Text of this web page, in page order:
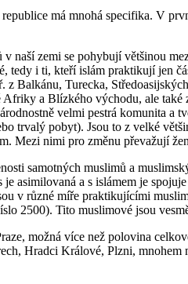
má mnohá specifika. V
naší zemi se pohybují většinou
tedy i ti, kteří islám praktikují jen
z Balkánu, Turecka,
Afriky a Blízkého východu, ale také
velmi pestrá komunita a
trvalý pobyt). Jsou to z velké
Mezi nimi pro změnu převažují
samotných muslimů a
je asimilovaná a s islámem je
v různé míře praktikujícími
2500). Tito muslimové jsou
možná více než polovina
Hradci Králové, Plzni, mnohem